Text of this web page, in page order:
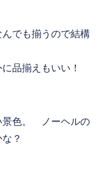
でも揃うので結構
品揃えもいい！
景色。 ノーヘルの
？